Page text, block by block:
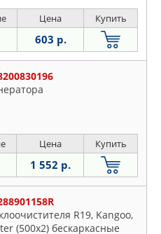
Цена Купить
603 р.
Цена Купить
1 552 р.
R19, Kangoo,
(500х2) бескаркасные